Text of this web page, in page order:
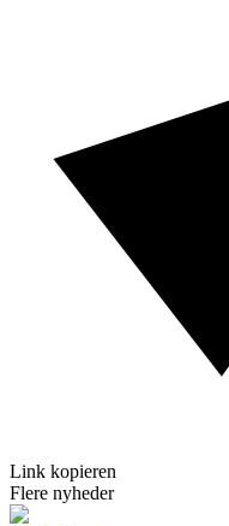
Link kopieren
Flere nyheder